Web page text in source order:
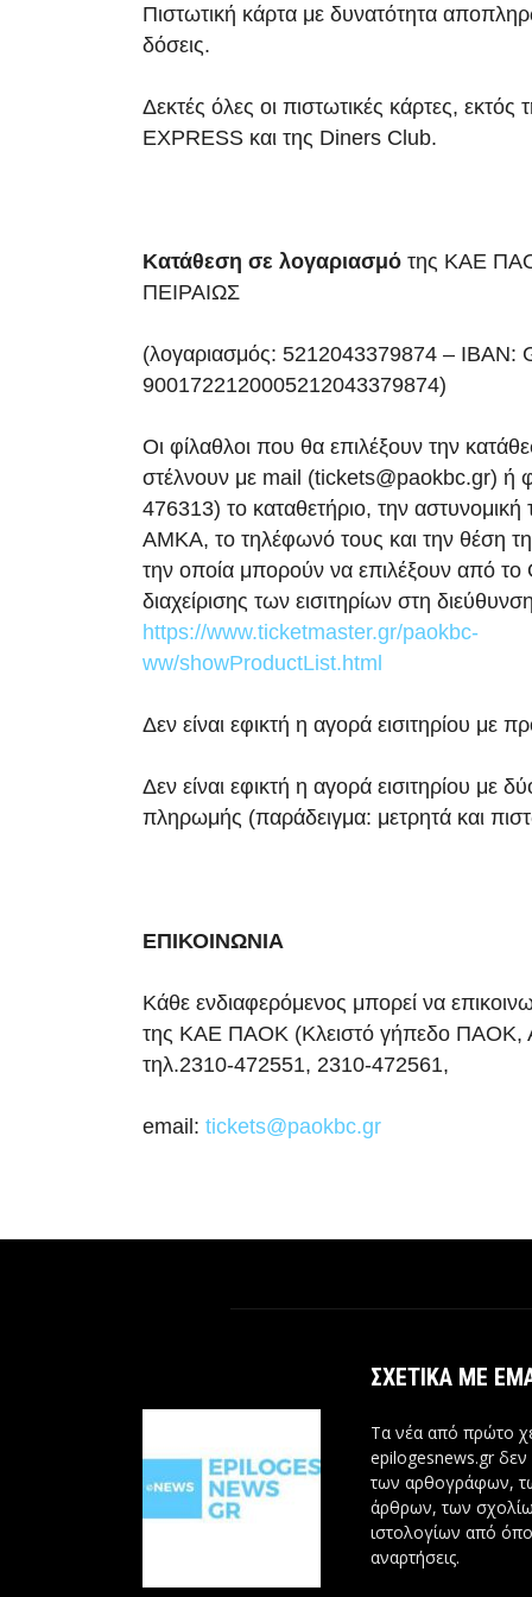
Πιστωτική κάρτα με δυνατότητα
δόσεις.
Δεκτές όλες οι πιστωτικές κάρτες,
EXPRESS και της Diners Club.
Κατάθεση σε λογαριασμό της ΚΑΕ
ΠΕΙΡΑΙΩΣ
(λογαριασμός: 5212043379874 – ΙΒΑΝ:
9001722120005212043379874)
Οι φίλαθλοι που θα επιλέξουν την
στέλνουν με mail (tickets@paokbc.gr) ή
476313) το καταθετήριο, την αστυνομική
ΑΜΚΑ, το τηλέφωνό τους και την θέση
την οποία μπορούν να επιλέξουν από
διαχείρισης των εισιτηρίων στη
https://www.ticketmaster.gr/paokbc-
ww/showProductList.html
Δεν είναι εφικτή η αγορά εισιτηρίου με
Δεν είναι εφικτή η αγορά εισιτηρίου με
πληρωμής (παράδειγμα: μετρητά και
ΕΠΙΚΟΙΝΩΝΙΑ
Κάθε ενδιαφερόμενος μπορεί να
της ΚΑΕ ΠΑΟΚ (Κλειστό γήπεδο ΠΑΟΚ,
τηλ.2310-472551, 2310-472561,
email: tickets@paokbc.gr
ΣΧΕΤΙΚΆ ΜΕ
Τα νέα από πρώτο
epilogesnews.gr δεν
των αρθογράφων,
άρθρων, των
ιστολογίων από
αναρτήσεις.